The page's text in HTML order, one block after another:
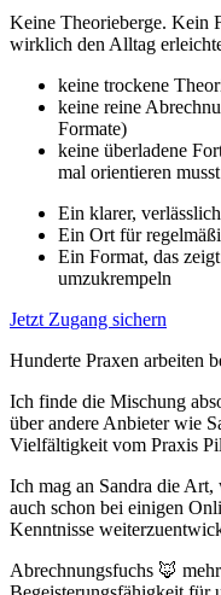
Keine Theorieberge. Kein
wirklich den Alltag
keine trockene
keine reine
Formate)
keine überladene
mal orientieren musst
Ein klarer,
Ein Ort für
Ein Format, das
umzukrempeln
Jetzt Zugang sichern
Hunderte Praxen arbeiten
Ich finde die Mischung
über andere Anbieter wie
Vielfältigkeit vom Praxis
Ich mag an Sandra die
auch schon bei einigen
Kenntnisse
Abrechnungsfuchs 🦊